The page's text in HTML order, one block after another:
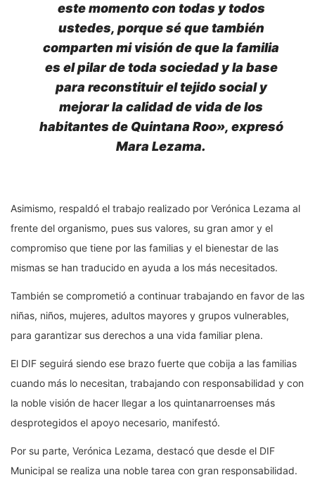
este momento con todas y todos
ustedes, porque sé que también
comparten mi visión de que la familia
es el pilar de toda sociedad y la base
para reconstituir el tejido social y
mejorar la calidad de vida de los
habitantes de Quintana Roo», expresó
Mara Lezama.
Asimismo, respaldó el trabajo realizado por Verónica Lezama al
frente del organismo, pues sus valores, su gran amor y el
compromiso que tiene por las familias y el bienestar de las
mismas se han traducido en ayuda a los más necesitados.
También se comprometió a continuar trabajando en favor de las
niñas, niños, mujeres, adultos mayores y grupos vulnerables,
para garantizar sus derechos a una vida familiar plena.
El DIF seguirá siendo ese brazo fuerte que cobija a las familias
cuando más lo necesitan, trabajando con responsabilidad y con
la noble visión de hacer llegar a los quintanarroenses más
desprotegidos el apoyo necesario, manifestó.
Por su parte, Verónica Lezama, destacó que desde el DIF
Municipal se realiza una noble tarea con gran responsabilidad.